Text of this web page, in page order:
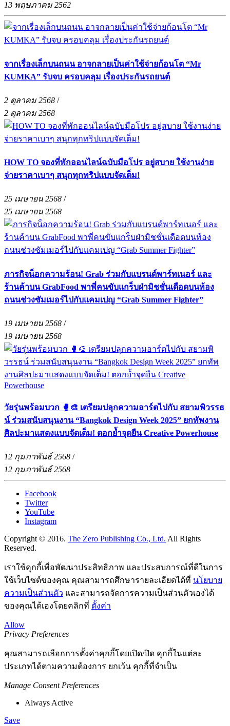
13 พฤษภาคม 2562
จากเรื่องเล็กบนถนน อาจกลายเป็นค่าใช้จ่ายก้อนโต “Mr
KUMKA” รับจบ ครอบคลุม เรื่องประกันรถยนต์
2 ตุลาคม 2568 /
2 ตุลาคม 2568
HOW TO จองที่พักออนไลน์ฉบับมือโปร อยู่สบาย ใช้งานง่าย
จ่ายราคาเบาๆ สนุกทุกทริปแบบจัดเต็ม!
25 เมษายน 2568 /
25 เมษายน 2568
ภารกิจน็อกความร้อน! Grab ร่วมกับแบรนด์พาร์ทเนอร์ และ
ร้านค้าบน GrabFood พาพี่คนขับแกร็บฝ่ามิชชั่นเดือดบนท้อง
ถนนช่วงซัมเมอร์ไปกับแคมเปญ “Grab Summer Fighter”
19 เมษายน 2568 /
19 เมษายน 2568
วัยรุ่นพร้อมบวก 🥊🎨 เตรียมปลุกความอาร์ตไปกับ สยามพิวรรธ
น์ ร่วมสนับสนุนงาน “Bangkok Design Week 2025” ยกทัพงาน
ศิลปะมาแสดงแบบจัดเต็ม! ตอกย้ำจุดยืน Creative Powerhouse
12 กุมภาพันธ์ 2568 /
12 กุมภาพันธ์ 2568
Facebook
Twitter
YouTube
Instagram
Copyright © 2016. The Zero Publishing Co., Ltd. All Rights
Reserved.
เราใช้คุกกี้เพื่อพัฒนาประสิทธิภาพ และประสบการณ์ที่ดีในการ
ใช้เว็บไซต์ของคุณ คุณสามารถศึกษารายละเอียดได้ที่ นโยบาย
ความเป็นส่วนตัว และสามารถจัดการความเป็นส่วนตัวเองได้
ของคุณได้เองโดยคลิกที่ ตั้งค่า
Allow
Privacy Preferences
คุณสามารถเลือกการตั้งค่าคุกกี้โดยเปิด/ปิด คุกกี้ในแต่ละ
ประเภทได้ตามความต้องการ ยกเว้น คุกกี้ที่จำเป็น
Manage Consent Preferences
Always Active
Save